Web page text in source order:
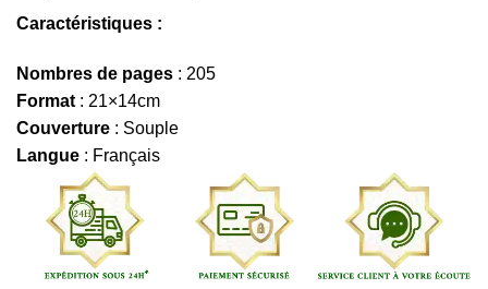
Caractéristiques :
Nombres de pages : 205
Format : 21×14cm
Couverture : Souple
Langue : Français